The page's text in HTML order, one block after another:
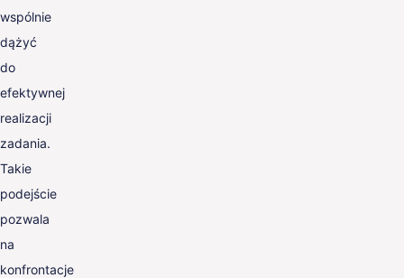
wspólnie
dążyć
do
efektywnej
realizacji
zadania.
Takie
podejście
pozwala
na
konfrontacje